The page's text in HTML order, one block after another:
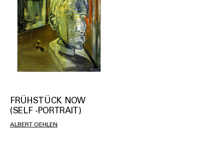
FRÜHSTÜCK NOW
(SELF -PORTRAIT)
ALBERT OEHLEN